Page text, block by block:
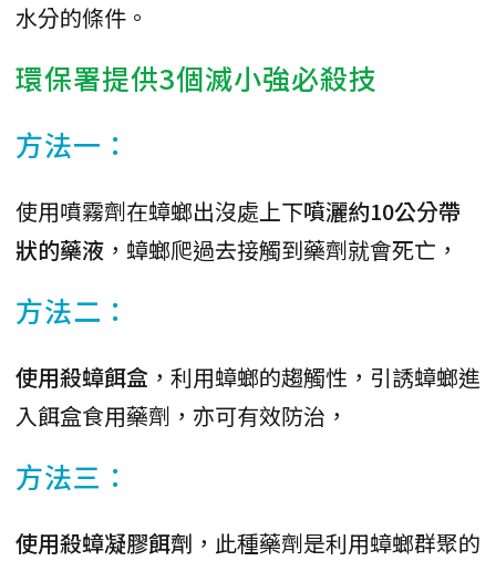
水分的條件。
環保署提供3個滅小強必殺技
方法一：
使用噴霧劑在蟑螂出沒處上下噴灑約10公分帶
狀的藥液 ，蟑螂爬過去接觸到藥劑就會死亡，
方法二：
使用殺蟑餌盒 ，利用蟑螂的趨觸性，引誘蟑螂進
入餌盒食用藥劑，亦可有效防治，
方法三：
使用殺蟑凝膠餌劑 ，此種藥劑是利用蟑螂群聚的